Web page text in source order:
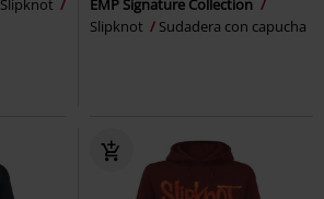
Slipknot
EMP Signature Collection
Slipknot
Sudadera con capucha